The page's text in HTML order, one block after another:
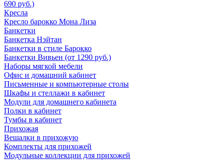
690 руб.)
Кресла
Кресло барокко Мона Лиза
Банкетки
Банкетка Нэйтан
Банкетки в стиле Барокко
Банкетки Вивьен (от 1290 руб.)
Наборы мягкой мебели
Офис и домашний кабинет
Письменные и компьютерные столы
Шкафы и стеллажи в кабинет
Модули для домашнего кабинета
Полки в кабинет
Тумбы в кабинет
Прихожая
Вешалки в прихожую
Комплекты для прихожей
Модульные коллекции для прихожей